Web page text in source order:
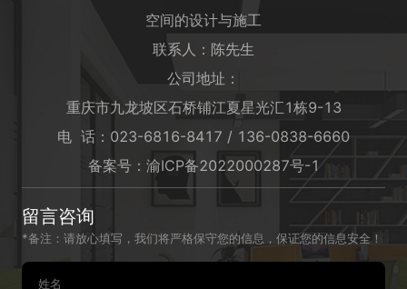
联系人：陈先生
电 话：023-6816-8417 / 136-0838-6660
备案号： 渝ICP备2022000287号-1
公司地址：
重庆市九龙坡区石桥铺江夏星光汇1栋9-13
空间的设计与施工
留言咨询
*备注：请放心填写，我们将严格保守您的信息，保证您的信息安全！